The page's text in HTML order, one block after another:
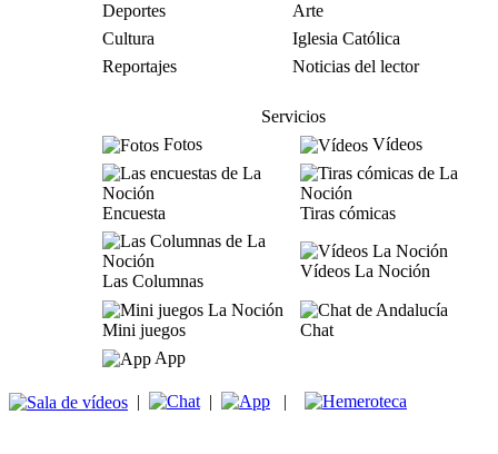
Deportes
Arte
Cultura
Iglesia Católica
Reportajes
Noticias del lector
Servicios
Fotos
Vídeos
Encuesta Tiras cómicas
Las Columnas
Vídeos La Noción
Mini juegos
Chat
App
| | |